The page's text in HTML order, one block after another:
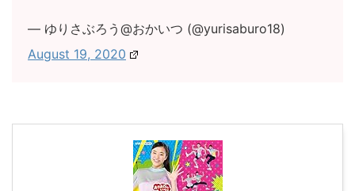
— ゆりさぶろう@おかいつ (@yurisaburo18)
August 19, 2020